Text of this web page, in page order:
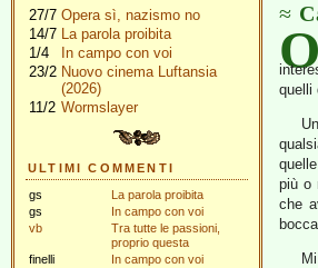
27/7 Opera sì, nazismo no
14/7 La parola proibita
1/4
In campo con voi
23/2 Nuovo cinema Luftansia
(2026)
11/2 Wormslayer
ULTIMI COMMENTI
gs
La parola proibita
gs
In campo con voi
vb
Tra tutte le passioni,
proprio questa
finelli
In campo con voi
O
quelli
quelle
più o
che